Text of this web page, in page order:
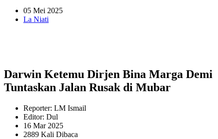
05 Mei 2025
La Niati
Darwin Ketemu Dirjen Bina Marga Demi
Tuntaskan Jalan Rusak di Mubar
Reporter: LM Ismail
Editor: Dul
16 Mar 2025
2889 Kali Dibaca